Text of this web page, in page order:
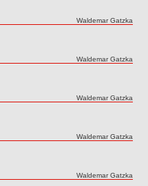
Autor:
Waldemar Gatzka
Autor:
Waldemar Gatzka
Autor:
Waldemar Gatzka
Autor:
Waldemar Gatzka
Autor:
Waldemar Gatzka